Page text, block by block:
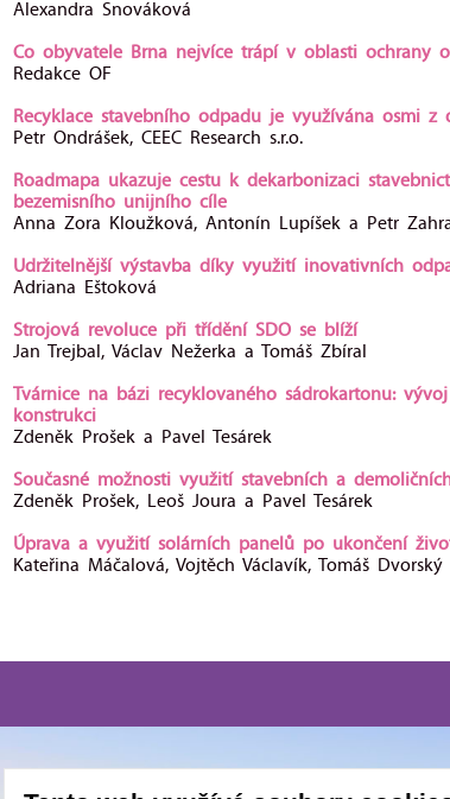
Alexandra Snováková
Co obyvatele Brna nejvíce trápí v oblasti ochrany
Redakce OF
Recyklace stavebního odpadu je využívána osmi z
Petr Ondrášek, CEEC Research s.r.o.
Roadmapa ukazuje cestu k dekarbonizaci
bezemisního unijního cíle
Anna Zora Kloužková, Antonín Lupíšek a Petr
Udržitelnější výstavba díky využití inovativních
Adriana Eštoková
Strojová revoluce při třídění SDO se blíží
Jan Trejbal, Václav Nežerka a Tomáš Zbíral
Tvárnice na bázi recyklovaného sádrokartonu:
konstrukci
Zdeněk Prošek a Pavel Tesárek
Současné možnosti využití stavebních a
Zdeněk Prošek, Leoš Joura a Pavel Tesárek
Úprava a využití solárních panelů po ukončení
Kateřina Máčalová, Vojtěch Václavík, Tomáš